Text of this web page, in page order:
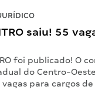
saiu! 55
foi publicado! O
do Centro-
para cargos